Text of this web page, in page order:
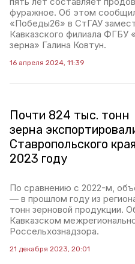
фуражное. Об этом
«Победы26» в СтГАУ
Кавказского филиала ФГБУ
зерна» Галина Ковтун.
16 апреля 2024, 11:39
Почти 824 тыс. тонн
зерна
Ставропольского
2023 году
По сравнению с 2022-м,
— в прошлом году из
тонн зерновой продукции.
Кавказском
Россельхознадзора.
21 декабря 2023, 20:01